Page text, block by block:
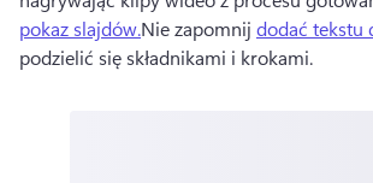
pokaz slajdów.Nie zapomnij dodać tekstu
podzielić się składnikami i krokami.